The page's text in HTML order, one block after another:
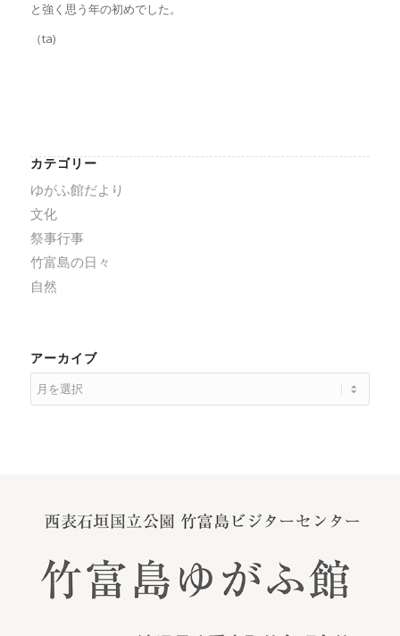
と強く思う年の初めでした。
（ta)
カテゴリー
ゆがふ館だより
文化
祭事行事
竹富島の日々
自然
アーカイブ